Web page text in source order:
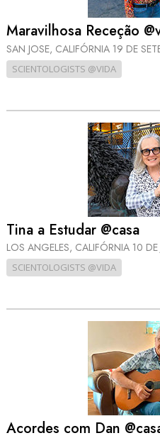
Maravilhosa Receção
SAN JOSE, CALIFÓRNIA 19 DE
SCIENTOLOGISTS @VIDA
Tina a Estudar @casa
LOS ANGELES, CALIFÓRNIA 10
SCIENTOLOGISTS @VIDA
Acordes com Dan